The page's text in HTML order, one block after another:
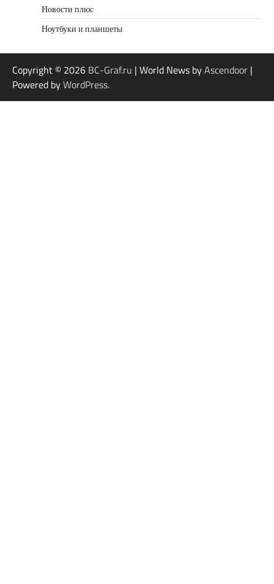
Новости плюс
Ноутбуки и планшеты
Copyright © 2026 BC-Graf.ru | World News byAscendoor |
Powered byWordPress.